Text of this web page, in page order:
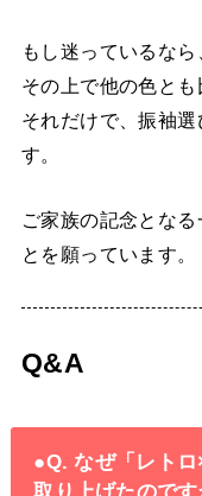
もし迷っているなら
その上で他の色とも
それだけで、振袖
す。
ご家族の記念とな
とを願っています。
Q&A
●Q. なぜ「レト
取り上げたのです